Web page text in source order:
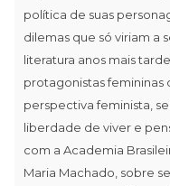
política de suas
dilemas que só viriam a
literatura anos mais
protagonistas femininas
perspectiva feminista,
liberdade de viver e
com a Academia
Maria Machado, sobre